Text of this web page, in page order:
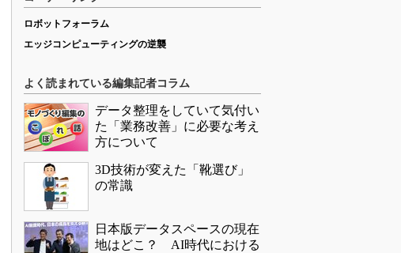
ロボットフォーラム
エッジコンピューティングの逆襲
よく読まれている編集記者コラム
データ整理をしていて気付い
た「業務改善」に必要な考え
方について
3D技術が変えた「靴選び」
の常識
日本版データスペースの現在
地はどこ？ AI時代における